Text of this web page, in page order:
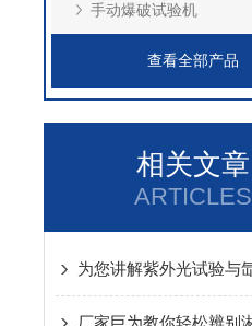
手动爆破试验机
查看全部产品
相关文章
ARTICLES